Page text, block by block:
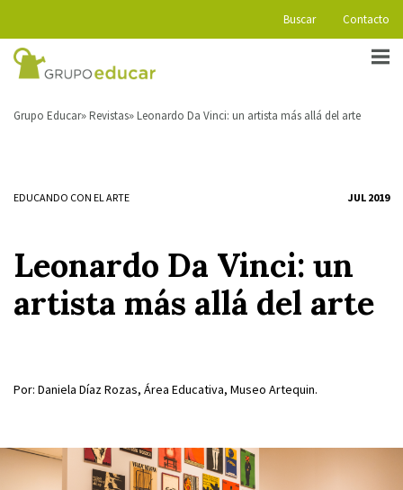
Buscar Contacto
Grupo Educar Revistas Leonardo Da Vinci: un artista más allá del arte
EDUCANDO CON EL ARTE JUL 2019
Leonardo Da Vinci: un
artista más allá del arte
Por: Daniela Díaz Rozas, Área Educativa, Museo Artequin.